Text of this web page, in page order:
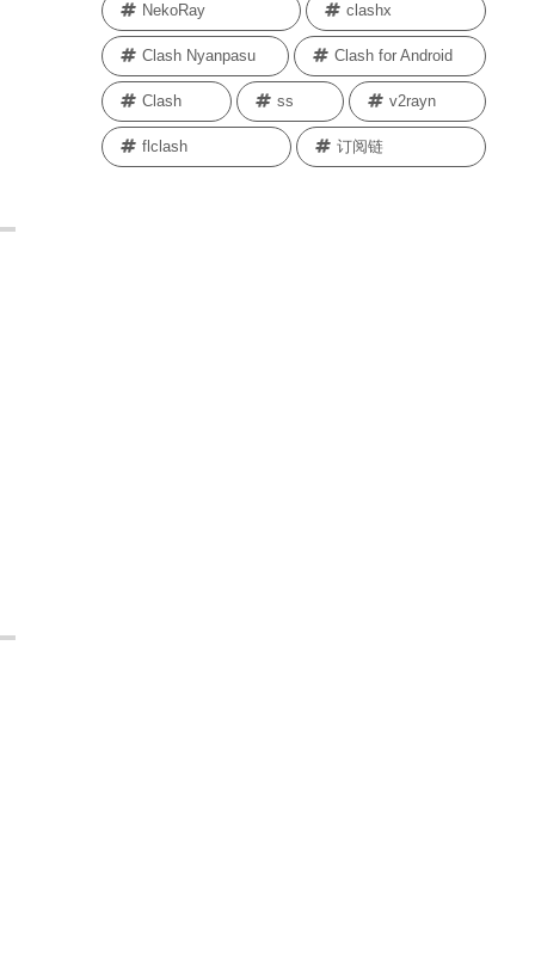
NekoRay clashx
Clash Nyanpasu Clash for Android
Clash ss v2rayn
flclash 订阅链